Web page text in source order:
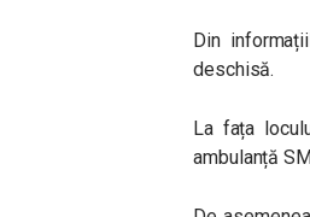
Din
deschisă.
La fața
ambulanță